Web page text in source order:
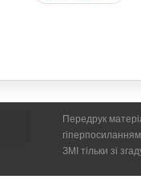
Передрук
ЗМІ тільки зі